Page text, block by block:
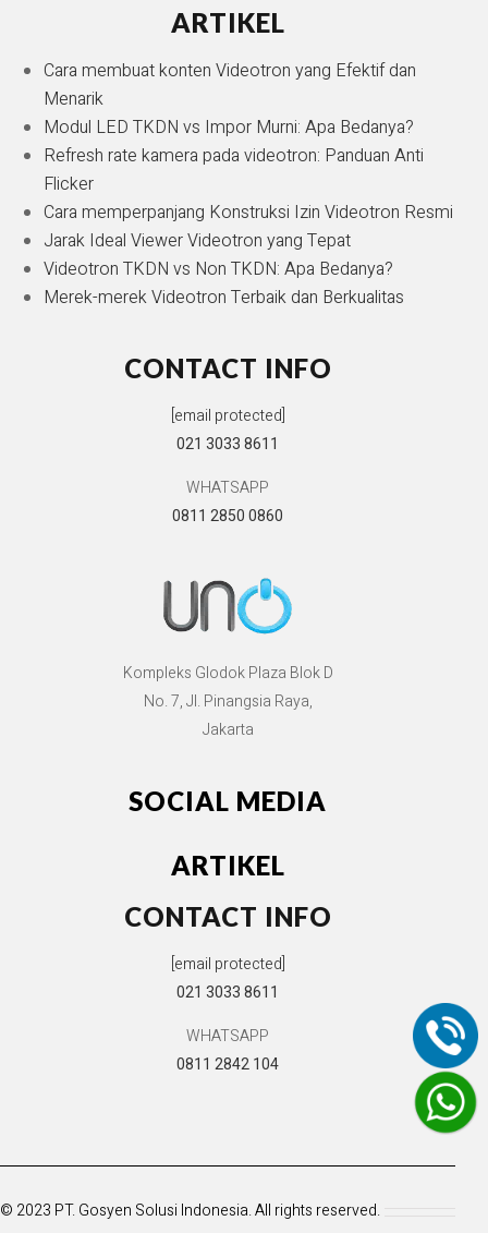
ARTIKEL
Cara membuat konten Videotron yang Efektif dan
Menarik
Modul LED TKDN vs Impor Murni: Apa Bedanya?
Refresh rate kamera pada videotron: Panduan Anti
Flicker
Cara memperpanjang Konstruksi Izin Videotron Resmi
Jarak Ideal Viewer Videotron yang Tepat
Videotron TKDN vs Non TKDN: Apa Bedanya?
Merek-merek Videotron Terbaik dan Berkualitas
CONTACT INFO
[email protected]
021 3033 8611
WHATSAPP
0811 2850 0860
Kompleks Glodok Plaza Blok D
No. 7, Jl. Pinangsia Raya,
Jakarta
SOCIAL MEDIA
ARTIKEL
CONTACT INFO
[email protected]
021 3033 8611
WHATSAPP
0811 2842 104
© 2023 PT. Gosyen Solusi Indonesia. All rights reserved.